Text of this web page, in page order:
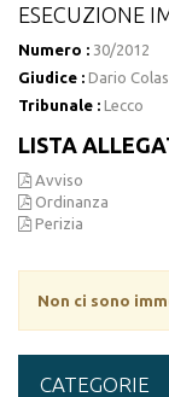
ESECUZIONE
Numero : 30/2012
Giudice : Dario
Tribunale : Lecco
LISTA
Avviso
Ordinanza
Perizia
Non ci sono
CATEGORIE